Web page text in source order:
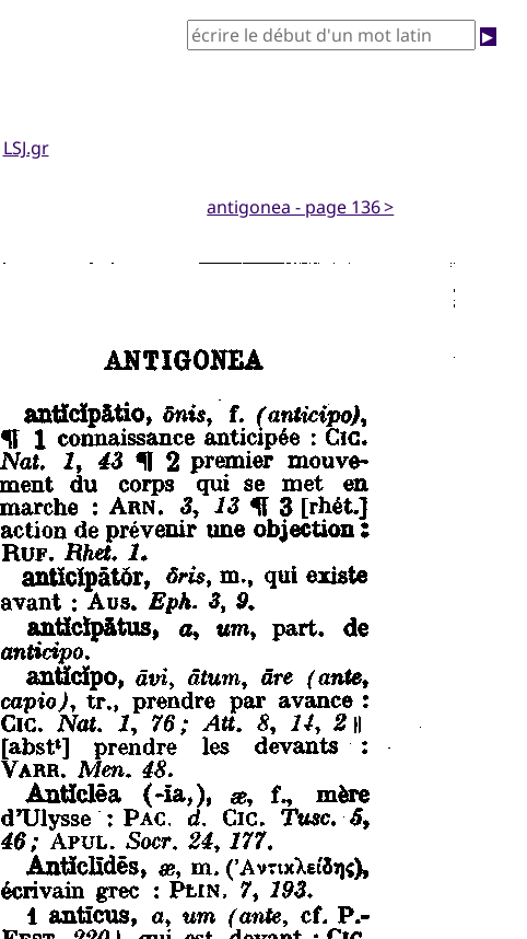
▶
LSJ.gr
antigonea - page 136 >